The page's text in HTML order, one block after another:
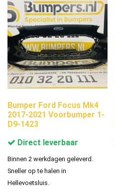
Bumper Ford Focus Mk4
2017-2021 Voorbumper 1-
D9-1423
Direct leverbaar
Binnen 2 werkdagen geleverd.
Sneller op te halen in
Hellevoetsluis.